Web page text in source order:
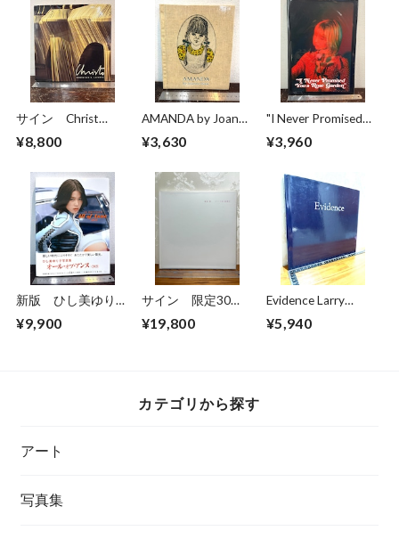
サイン Christ
G.LAPORTE
¥8,800
AMANDA by Joanne
¥3,630
"I Never Promised
CHLOE SHEPPARD
¥3,960
新版 ひし美ゆり子
Anne:2021
¥9,900
サイン 限定30
愛 カナリア 泣く
¥19,800
Evidence Larry
¥5,940
カテゴリから探す
アート
写真集